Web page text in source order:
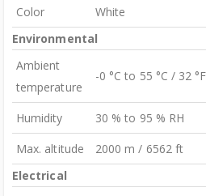
Color
White
Environmental
Ambient
temperature
-0 °C to 55 °C / 32
Humidity
30 % to 95 % RH
Max. altitude
2000 m / 6562 ft
Electrical